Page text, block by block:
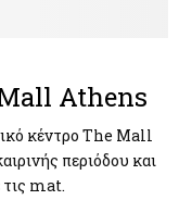
Athens
κέντρο The Mall
περιόδου και
mat.